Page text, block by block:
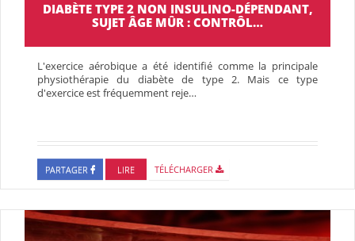
DIABÈTE TYPE 2 NON INSULINO-DÉPENDANT,
SUJET ÂGE MÛR : CONTRÔL…
L'exercice aérobique a été identifié comme la principale
physiothérapie du diabète de type 2. Mais ce type
d'exercice est fréquemment reje…
PARTAGER LIRE TÉLÉCHARGER